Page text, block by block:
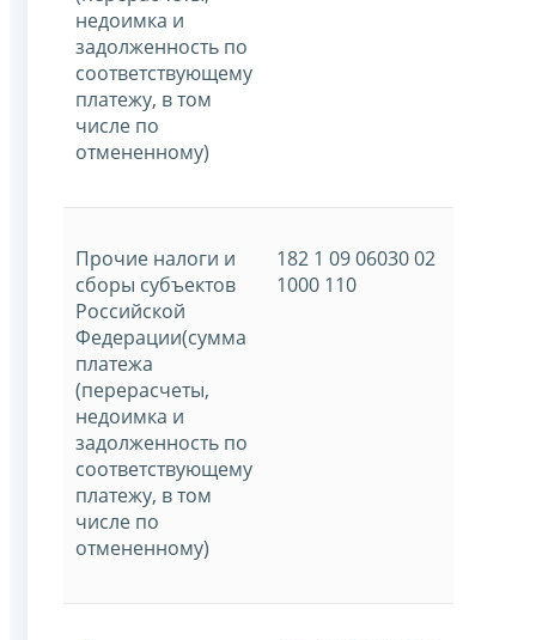
недоимка и
задолженность по
соответствующему
платежу, в том
числе по
отмененному)
Прочие налоги и
сборы субъектов
Российской
Федерации(сумма
платежа
(перерасчеты,
недоимка и
задолженность по
соответствующему
платежу, в том
числе по
отмененному)
182 1 09 06030 02
1000 110